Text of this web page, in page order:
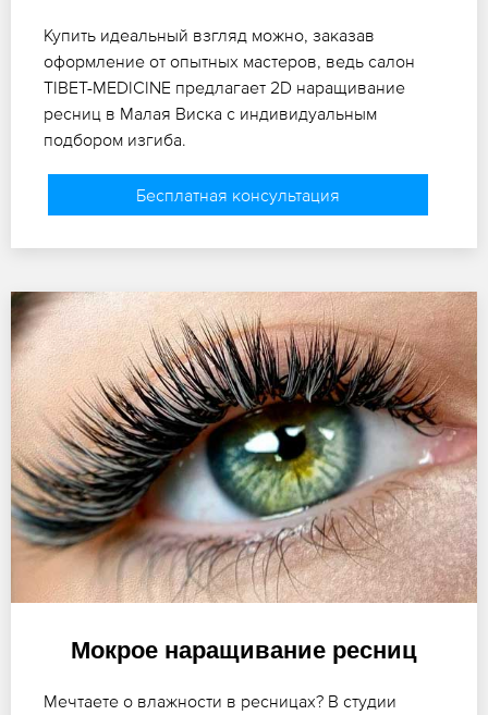
Купить идеальный взгляд можно, заказав
оформление от опытных мастеров, ведь салон
TIBET-MEDICINE предлагает 2D наращивание
ресниц в Малая Виска с индивидуальным
подбором изгиба.
Бесплатная консультация
Мокрое наращивание ресниц
Мечтаете о влажности в ресницах? В студии